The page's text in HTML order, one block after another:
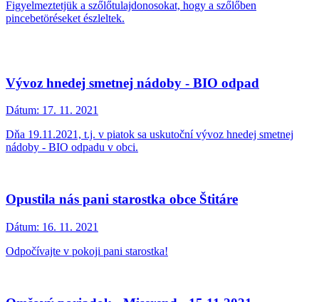
Figyelmeztetjük a szőlőtulajdonosokat, hogy a szőlőben
pincebetöréseket észleltek.
Vývoz hnedej smetnej nádoby - BIO odpad
Dátum: 17. 11. 2021
Dňa 19.11.2021, t.j. v piatok sa uskutoční vývoz hnedej smetnej
nádoby - BIO odpadu v obci.
Opustila nás pani starostka obce Štitáre
Dátum: 16. 11. 2021
Odpočívajte v pokoji pani starostka!